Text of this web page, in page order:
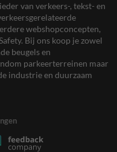
van verkeers-, tekst- en
webshopconcepten,
Bij ons koop je zowel
beugels en
parkeerterreinen maar
industrie en duurzaam